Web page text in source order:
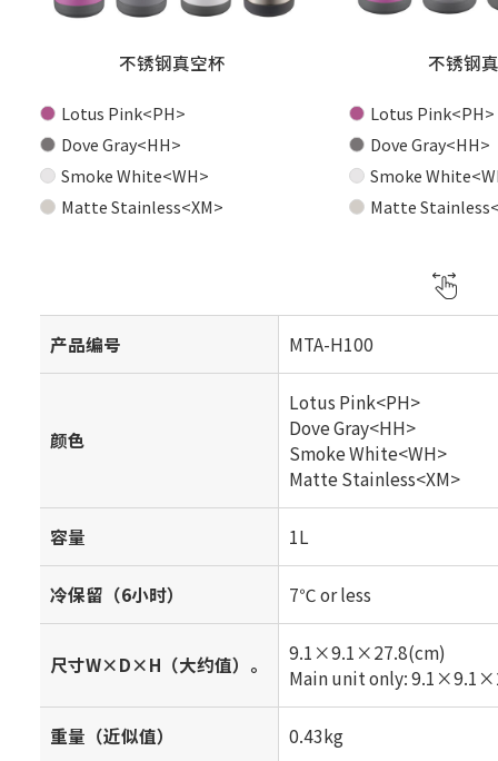
不锈钢真空杯
Lotus Pink<PH>
Dove Gray<HH>
Smoke White<WH>
Matte Stainless<XM>
不锈钢
Lotus Pink<PH>
Dove Gray<HH>
Smoke
Matte
产品编号 MTA-H100
颜色
Lotus Pink<PH>
Dove Gray<HH>
Smoke White<WH>
Matte Stainless<XM>
容量 1L
冷保留（6小时） 7℃ or less
尺寸W×D×H（大约值）。
9.1×9.1×27.8(cm)
Main unit only:
重量（近似值） 0.43kg